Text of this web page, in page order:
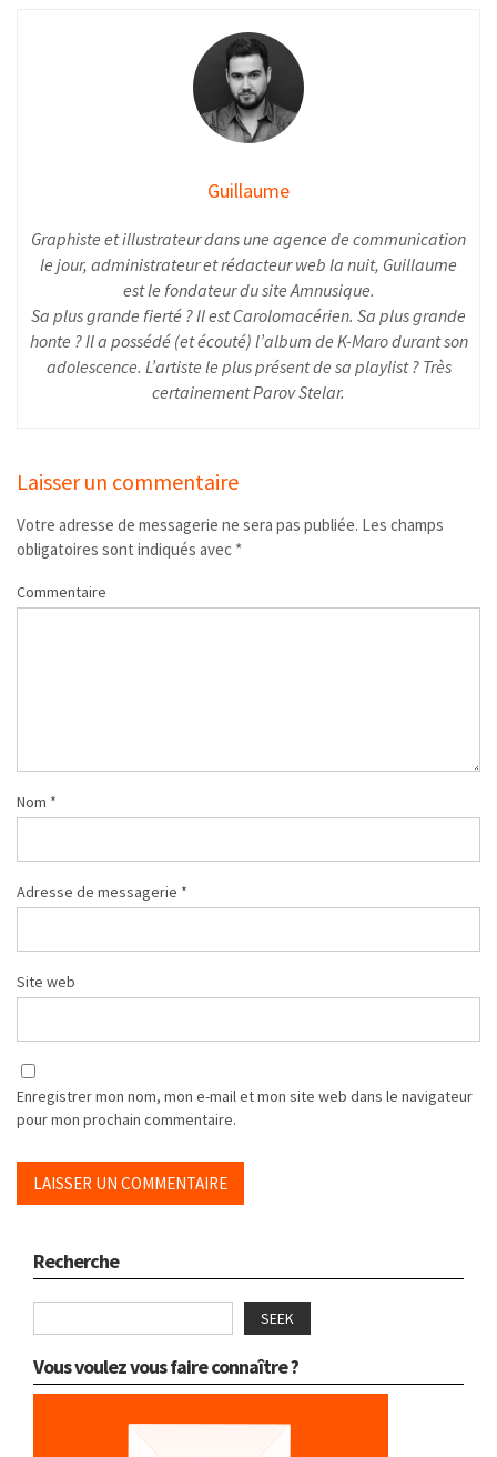
Guillaume
Graphiste et illustrateur dans une agence de communication
le jour, administrateur et rédacteur web la nuit, Guillaume
est le fondateur du site Amnusique.
Sa plus grande fierté ? Il est Carolomacérien. Sa plus grande
honte ? Il a possédé (et écouté) l’album de K-Maro durant son
adolescence. L’artiste le plus présent de sa playlist ? Très
certainement Parov Stelar.
Laisser un commentaire
Votre adresse de messagerie ne sera pas publiée. Les champs
obligatoires sont indiqués avec *
Commentaire
Nom *
Adresse de messagerie *
Site web
Enregistrer mon nom, mon e-mail et mon site web dans le navigateur
pour mon prochain commentaire.
Recherche
SEEK
Vous voulez vous faire connaître ?